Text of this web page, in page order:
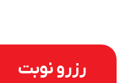
رزرو نوبت